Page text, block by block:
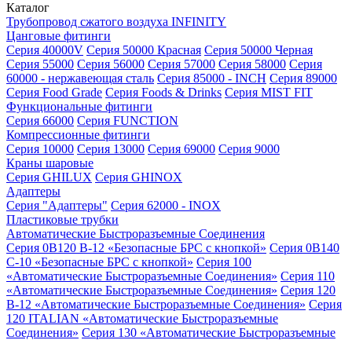
Каталог
Трубопровод сжатого воздуха INFINITY
Цанговые фитинги
Серия 40000V Серия 50000 Красная Серия 50000 Черная
Серия 55000 Серия 56000 Серия 57000 Серия 58000 Серия
60000 - нержавеющая сталь Серия 85000 - INCH Серия 89000
Серия Food Grade Серия Foods & Drinks Серия MIST FIT
Функциональные фитинги
Серия 66000 Серия FUNCTION
Компрессионные фитинги
Серия 10000 Серия 13000 Серия 69000 Серия 9000
Краны шаровые
Серия GHILUX Серия GHINOX
Адаптеры
Серия "Адаптеры" Серия 62000 - INOX
Пластиковые трубки
Автоматические Быстроразъемные Соединения
Серия 0B120 B-12 «Безопасные БРС с кнопкой» Серия 0B140
C-10 «Безопасные БРС с кнопкой» Серия 100
«Автоматические Быстроразъемные Соединения» Серия 110
«Автоматические Быстроразъемные Соединения» Серия 120
B-12 «Автоматические Быстроразъемные Соединения» Серия
120 ITALIAN «Автоматические Быстроразъемные
Соединения» Серия 130 «Автоматические Быстроразъемные